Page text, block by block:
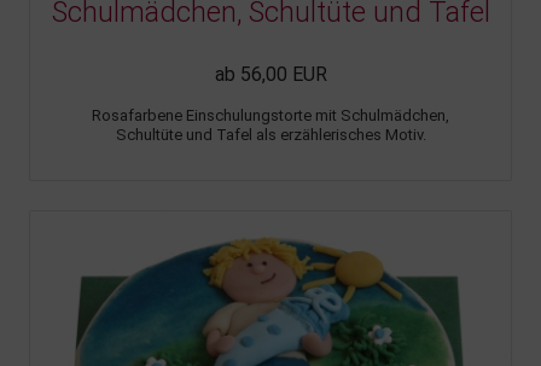
Schulmädchen, Schultüte und Tafel
ab 56,00 EUR
Rosafarbene Einschulungstorte mit Schulmädchen,
Schultüte und Tafel als erzählerisches Motiv.